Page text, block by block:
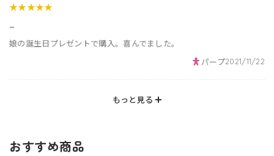
★★★★★
娘の誕生日プレゼントで購入。喜んでました。
パープ2021/11/22
もっと見る
おすすめ商品